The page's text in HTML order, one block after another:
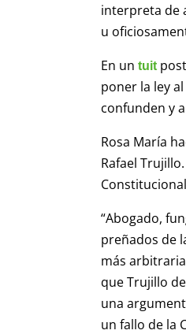
interpreta de
u
En untuit
poner la ley
confunden y
Rosa María
Rafael
“Abogado,
preñados de
más
que Trujillo
una
un fallo de la